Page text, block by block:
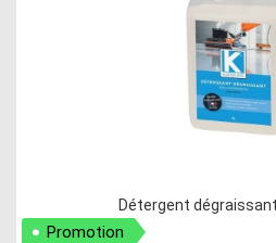
Détergent
Promotion